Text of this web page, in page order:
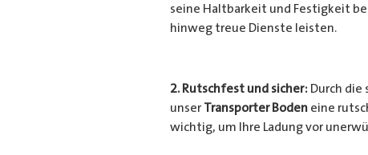
seine Haltbarkeit und Festigkeit
hinweg treue Dienste leisten.
2. Rutschfest und sicher: Durch
unser Transporter Bodeneine
wichtig, um Ihre Ladung vor